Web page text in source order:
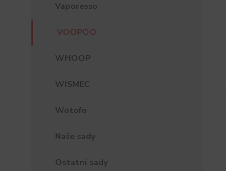
Vaporesso
VOOPOO
WHOOP
WISMEC
Wotofo
Naše sady
Ostatní sady